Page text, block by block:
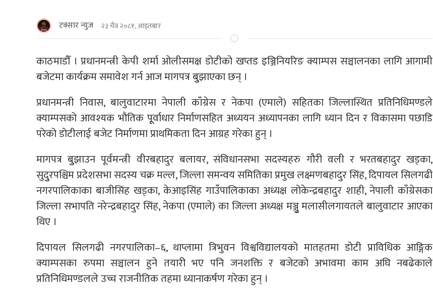
टक्सार न्युज २३ चैत्र २०८१, आइतबार
काठमाडौँ । प्रधानमन्त्री केपी शर्मा ओलीसमक्ष डोटीको खप्तड इञ्जिनियरिङ क्याम्पस सञ्चालनका लागि आगामी
बजेटमा कार्यक्रम समावेश गर्न आज मागपत्र बुुझाएका छन् ।
प्रधानमन्त्री निवास, बालुवाटारमा नेपाली काँग्रेस र नेकपा (एमाले) सहितका जिल्लास्थित प्रतिनिधिमण्डले
क्याम्पसको आवश्यक भौतिक पूूर्वाधार निर्माणसहित अध्ययन अध्यापनका लागि ध्यान दिन र विकासमा पछाडि
परेको डोटीलाई बजेट निर्माणमा प्राथमिकता दिन आग्रह गरेका हुन् ।
मागपत्र बुुझाउन पूर्वमन्त्री वीरबहादुर बलायर, संविधानसभा सदस्यहरु गौरी वली र भरतबहादुर खड्का,
सुदुुरपश्चिम प्रदेशसभा सदस्य चक्र मल्ल, जिल्ला समन्वय समितिका प्रमुख लक्ष्मणबहादुर सिंह, दिपायल सिलगढी
नगरपालिकाका बाजीसिंह खड्का, केआइसिंह गाउँपालिकाका अध्यक्ष लोकेन्द्रबहादुर शाही, नेपाली काँग्रेसका
जिल्ला सभापति नरेन्द्रबहादुर सिंह, नेकपा (एमाले) का जिल्ला अध्यक्ष मञ्जुु मलासीलगायतले बालुवाटार आएका
थिए ।
दिपायल सिलगढी नगरपालिका–६, थाप्लामा त्रिभुवन विश्वविद्यालयको मातहतमा डोटी प्राविधिक आङ्गिक
क्याम्पसका रुपमा सञ्चालन हुने तयारी भए पनि जनशक्ति र बजेटको अभावमा काम अघि नबढेकाले
प्रतिनिधिमण्डलले उच्च राजनीतिक तहमा ध्यानाकर्षण गरेका हुन् ।